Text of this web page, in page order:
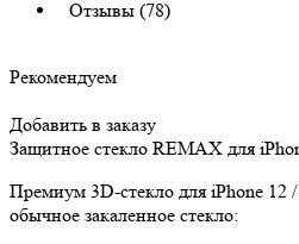
Отзывы (78)
Рекомендуем
Добавить в заказу
Защитное стекло REMAX для
Премиум 3D-стекло для iPhone 12
обычное закаленное стекло: